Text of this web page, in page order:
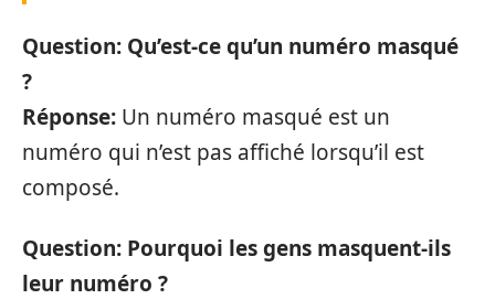
Question: Qu’est-ce qu’un numéro masqué
?
Réponse: Un numéro masqué est un
numéro qui n’est pas affiché lorsqu’il est
composé.
Question: Pourquoi les gens masquent-ils
leur numéro ?